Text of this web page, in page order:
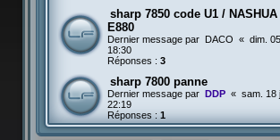
sharp 7850 code U1 / NASHUA
E880
Dernier message par DACO « dim.
18:30
Réponses : 3
sharp 7800 panne
Dernier message par DDP « sam. 18
22:19
Réponses :1